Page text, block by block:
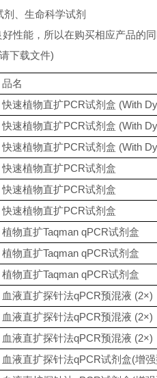
、生命科学试剂
性能，所以在购买相应产品的
下载文件)
品名
快速植物直扩PCR试剂盒 (With
快速植物直扩PCR试剂盒 (With
快速植物直扩PCR试剂盒 (With
快速植物直扩PCR试剂盒
快速植物直扩PCR试剂盒
快速植物直扩PCR试剂盒
植物直扩Taqman qPCR试剂盒
植物直扩Taqman qPCR试剂盒
植物直扩Taqman qPCR试剂盒
血液直扩探针法qPCR预混液 (2×)
血液直扩探针法qPCR预混液 (2×)
血液直扩探针法qPCR预混液 (2×)
血液直扩探针法qPCR试剂盒(增